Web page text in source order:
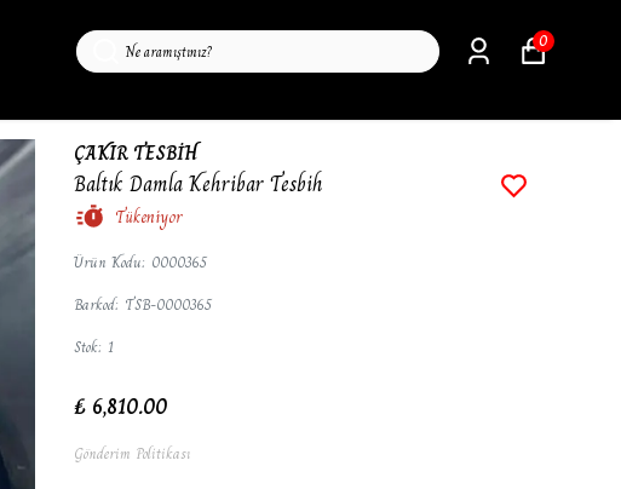
0
ÇAKIR TESBİH
Baltık Damla Kehribar Tesbih
Tükeniyor
Ürün Kodu: 0000365
Barkod: TSB-0000365
Stok: 1
₺ 6,810.00
Gönderim Politikası